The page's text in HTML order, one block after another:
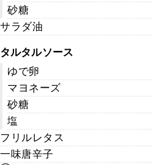
砂糖
サラダ油
タルタルソース
ゆで卵
マヨネーズ
砂糖
塩
フリルレタス
一味唐辛子